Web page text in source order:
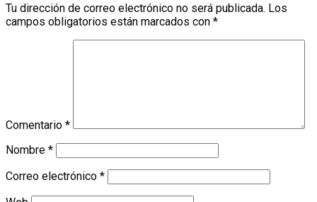
Tu dirección de correo electrónico no será publicada. Los
campos obligatorios están marcados con *
Comentario *
Nombre *
Correo electrónico *